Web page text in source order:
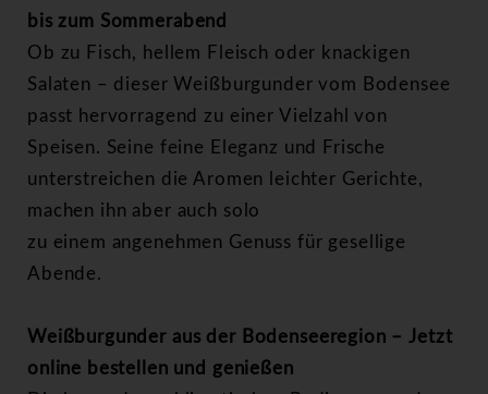
bis zum Sommerabend
Ob zu Fisch, hellem Fleisch oder knackigen
Salaten – dieser Weißburgunder vom Bodensee
passt hervorragend zu einer Vielzahl von
Speisen. Seine feine Eleganz und Frische
unterstreichen die Aromen leichter Gerichte,
machen ihn aber auch solo
zu einem angenehmen Genuss für gesellige
Abende.
Weißburgunder aus der Bodenseeregion – Jetzt
online bestellen und genießen